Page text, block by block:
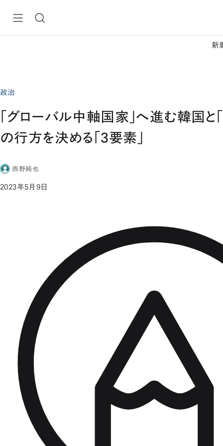
新
政治
「グローバル中軸国家」へ進む韓国と
の行方を決める「3要素」
西野純也
2023年5月9日